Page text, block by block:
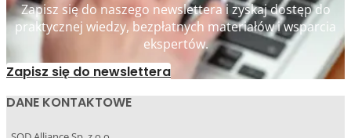
Zapisz się do naszego newslettera i zyskaj dostęp do
praktycznej wiedzy, bezpłatnych materiałów i wsparcia
ekspertów.
Zapisz się do newslettera
DANE KONTAKTOWE